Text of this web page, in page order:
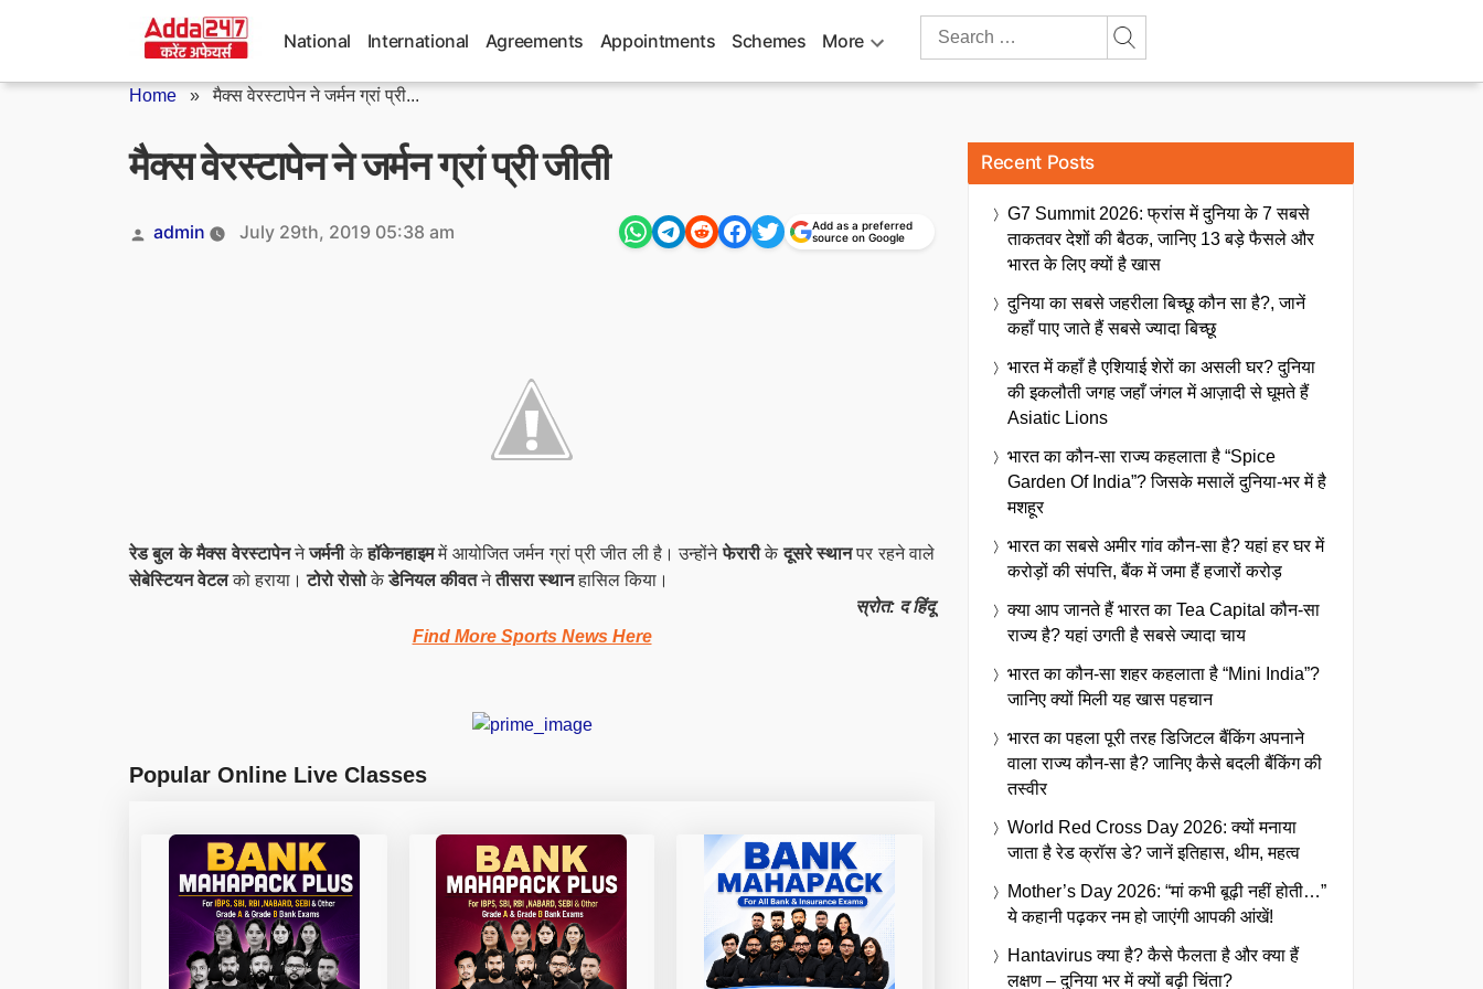
National International Agreements Appointments Schemes More
Search
Home »मैक्स वेरस्टापेन ने जर्मन ग्रां प्री...
मैक्स वेरस्टापेन ने जर्मन ग्रां प्री जीती
Posted
admin July 29th, 2019 05:38 am
Add as a preferred
source on Google
रेड बुल के मैक्स वेरस्टापेननेजर्मनीकेहॉकेनहाइममें आयोजित जर्मन ग्रां प्री जीत ली है। उन्होंनेफेरारीकेदूसरे स्थानपर रहने वाले
सेबेस्टियन वेटलको हराया।टोरो रोसोकेडेनियल कीवतनेतीसरा स्थानहासिल किया।
स्रोत: द हिंदू
Find More Sports News Here
Popular Online Live Classes
Recent Posts
G7 Summit 2026: फ्रांस में दुनिया के 7 सबसे
ताकतवर देशों की बैठक, जानिए 13 बड़े फैसले और
भारत के लिए क्यों है खास
दुनिया का सबसे जहरीला बिच्छू कौन सा है?, जानें
कहाँ पाए जाते हैं सबसे ज्यादा बिच्छू
भारत में कहाँ है एशियाई शेरों का असली घर? दुनिया
की इकलौती जगह जहाँ जंगल में आज़ादी से घूमते हैं
Asiatic Lions
भारत का कौन-सा राज्य कहलाता है “Spice
Garden Of India”? जिसके मसालें दुनिया-भर में है
मशहूर
भारत का सबसे अमीर गांव कौन-सा है? यहां हर घर में
करोड़ों की संपत्ति, बैंक में जमा हैं हजारों करोड़
क्या आप जानते हैं भारत का Tea Capital कौन-सा
राज्य है? यहां उगती है सबसे ज्यादा चाय
भारत का कौन-सा शहर कहलाता है “Mini India”?
जानिए क्यों मिली यह खास पहचान
भारत का पहला पूरी तरह डिजिटल बैंकिंग अपनाने
वाला राज्य कौन-सा है? जानिए कैसे बदली बैंकिंग की
तस्वीर
World Red Cross Day 2026: क्यों मनाया
जाता है रेड क्रॉस डे? जानें इतिहास, थीम, महत्व
Mother’s Day 2026: “मां कभी बूढ़ी नहीं होती…”
ये कहानी पढ़कर नम हो जाएंगी आपकी आंखें!
Hantavirus क्या है? कैसे फैलता है और क्या हैं
लक्षण – दुनिया भर में क्यों बढ़ी चिंता?